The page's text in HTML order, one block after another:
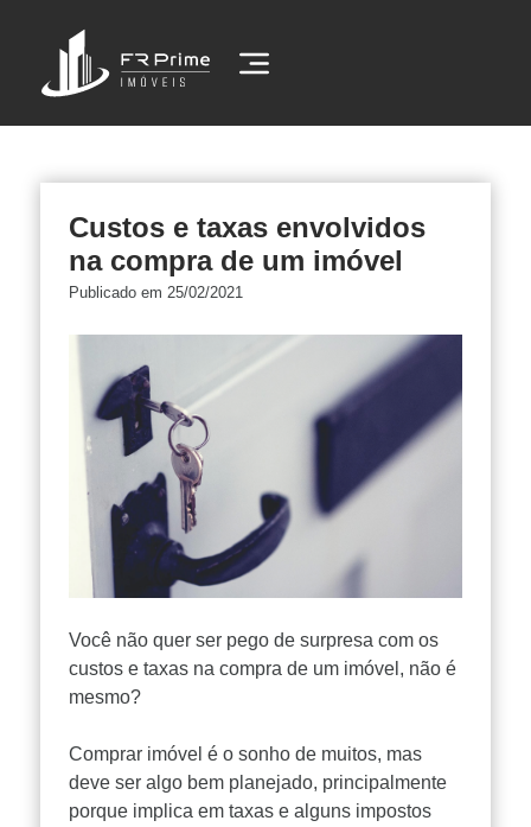
Custos e taxas envolvidos
na compra de um imóvel
Publicado em 25/02/2021
Você não quer ser pego de surpresa com os
custos e taxas na compra de um imóvel, não é
mesmo?
Comprar imóvelé o sonho de muitos, mas
deve ser algo bem planejado, principalmente
porque implica em taxas e alguns impostos